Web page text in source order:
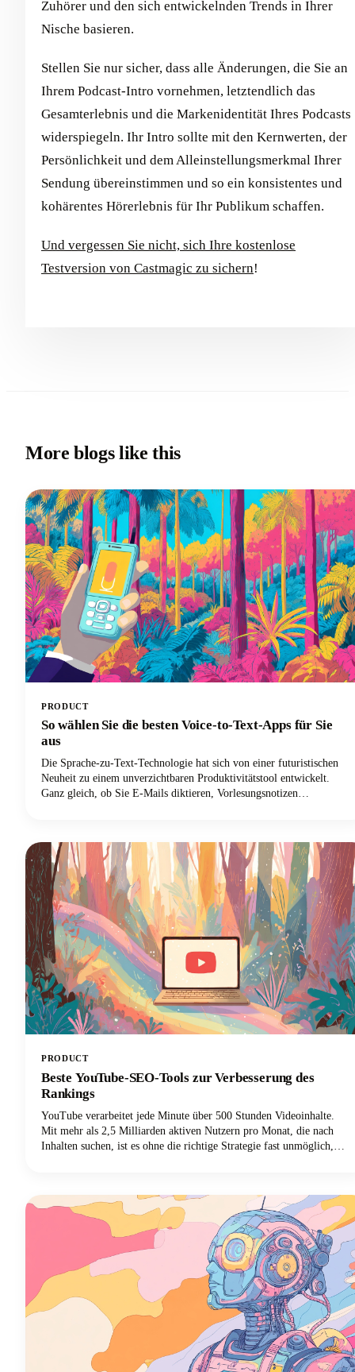
Zuhörer und den sich entwickelnden Trends in Ihrer
Nische basieren.
Stellen Sie nur sicher, dass alle Änderungen, die Sie an
Ihrem Podcast-Intro vornehmen, letztendlich das
Gesamterlebnis und die Markenidentität Ihres Podcasts
widerspiegeln. Ihr Intro sollte mit den Kernwerten, der
Persönlichkeit und dem Alleinstellungsmerkmal Ihrer
Sendung übereinstimmen und so ein konsistentes und
kohärentes Hörerlebnis für Ihr Publikum schaffen.
Und vergessen Sie nicht, sich Ihre kostenlose
Testversion von Castmagic zu sichern!
More blogs like this
PRODUCT
So wählen Sie die besten Voice-to-Text-Apps für Sie
aus
Die Sprache-zu-Text-Technologie hat sich von einer futuristischen
Neuheit zu einem unverzichtbaren Produktivitätstool entwickelt.
Ganz gleich, ob Sie E-Mails diktieren, Vorlesungsnotizen
PRODUCT
Beste YouTube-SEO-Tools zur Verbesserung des
Rankings
YouTube verarbeitet jede Minute über 500 Stunden Videoinhalte.
Mit mehr als 2,5 Milliarden aktiven Nutzern pro Monat, die nach
Inhalten suchen, ist es ohne die richtige Strategie fast unmöglich,